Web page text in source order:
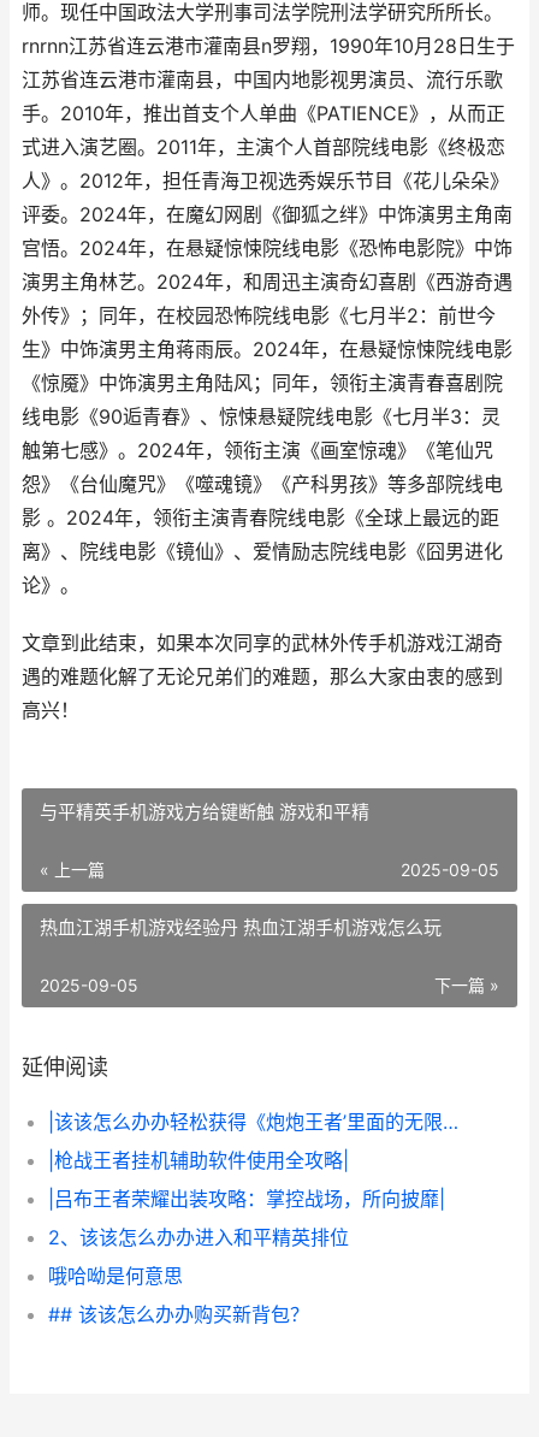
师。现任中国政法大学刑事司法学院刑法学研究所所长。
rnrnn江苏省连云港市灌南县n罗翔，1990年10月28日生于
江苏省连云港市灌南县，中国内地影视男演员、流行乐歌
手。2010年，推出首支个人单曲《PATIENCE》，从而正
式进入演艺圈。2011年，主演个人首部院线电影《终极恋
人》。2012年，担任青海卫视选秀娱乐节目《花儿朵朵》
评委。2024年，在魔幻网剧《御狐之绊》中饰演男主角南
宫悟。2024年，在悬疑惊悚院线电影《恐怖电影院》中饰
演男主角林艺。2024年，和周迅主演奇幻喜剧《西游奇遇
外传》；同年，在校园恐怖院线电影《七月半2：前世今
生》中饰演男主角蒋雨辰。2024年，在悬疑惊悚院线电影
《惊魇》中饰演男主角陆风；同年，领衔主演青春喜剧院
线电影《90逅青春》、惊悚悬疑院线电影《七月半3：灵
触第七感》。2024年，领衔主演《画室惊魂》《笔仙咒
怨》《台仙魔咒》《噬魂镜》《产科男孩》等多部院线电
影 。2024年，领衔主演青春院线电影《全球上最远的距
离》、院线电影《镜仙》、爱情励志院线电影《囧男进化
论》。
文章到此结束，如果本次同享的武林外传手机游戏江湖奇
遇的难题化解了无论兄弟们的难题，那么大家由衷的感到
高兴！
与平精英手机游戏方给键断触 游戏和平精
« 上一篇 2025-09-05
热血江湖手机游戏经验丹 热血江湖手机游戏怎么玩
下一篇 »
2025-09-05
延伸阅读
|该该怎么办办轻松获得《炮炮王者’里面的无限金币和星星|
|枪战王者挂机辅助软件使用全攻略|
|吕布王者荣耀出装攻略：掌控战场，所向披靡|
2、该该怎么办办进入和平精英排位
哦哈呦是何意思
## 该该怎么办办购买新背包？